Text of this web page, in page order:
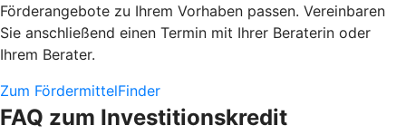
Förderangebote zu Ihrem Vorhaben passen. Vereinbaren
Sie anschließend einen Termin mit Ihrer Beraterin oder
Ihrem Berater.
Zum FördermittelFinder
FAQ zum Investitionskredit